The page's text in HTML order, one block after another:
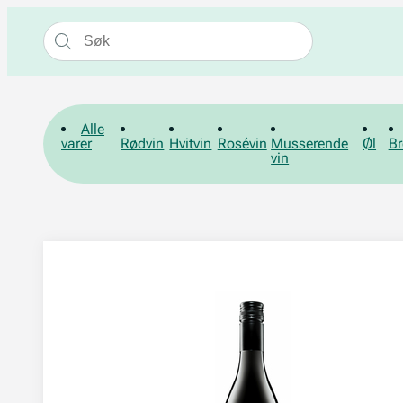
Alle
varer
Rødvin Hvitvin Rosévin Musserende
vin
Øl